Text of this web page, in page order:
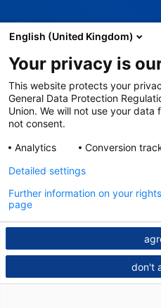
English (United Kingdom)
Your privacy is
This website protects your
General Data Protection
Union. We will not use your
not consent.
Analytics
Conversion
don't
Detailed settings
Further information on your
page